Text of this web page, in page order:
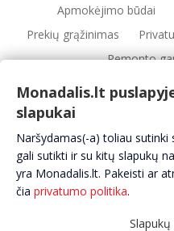
Apmokėjimo būdai
Prekių grąžinimas
Remonto
Automobilių servisai
Monadalis.lt
slapukai
Naršydamas(-a) toliau sutinki
gali sutikti ir su kitų slapukų
yra Monadalis.lt. Pakeisti ar
čia privatumo politika.